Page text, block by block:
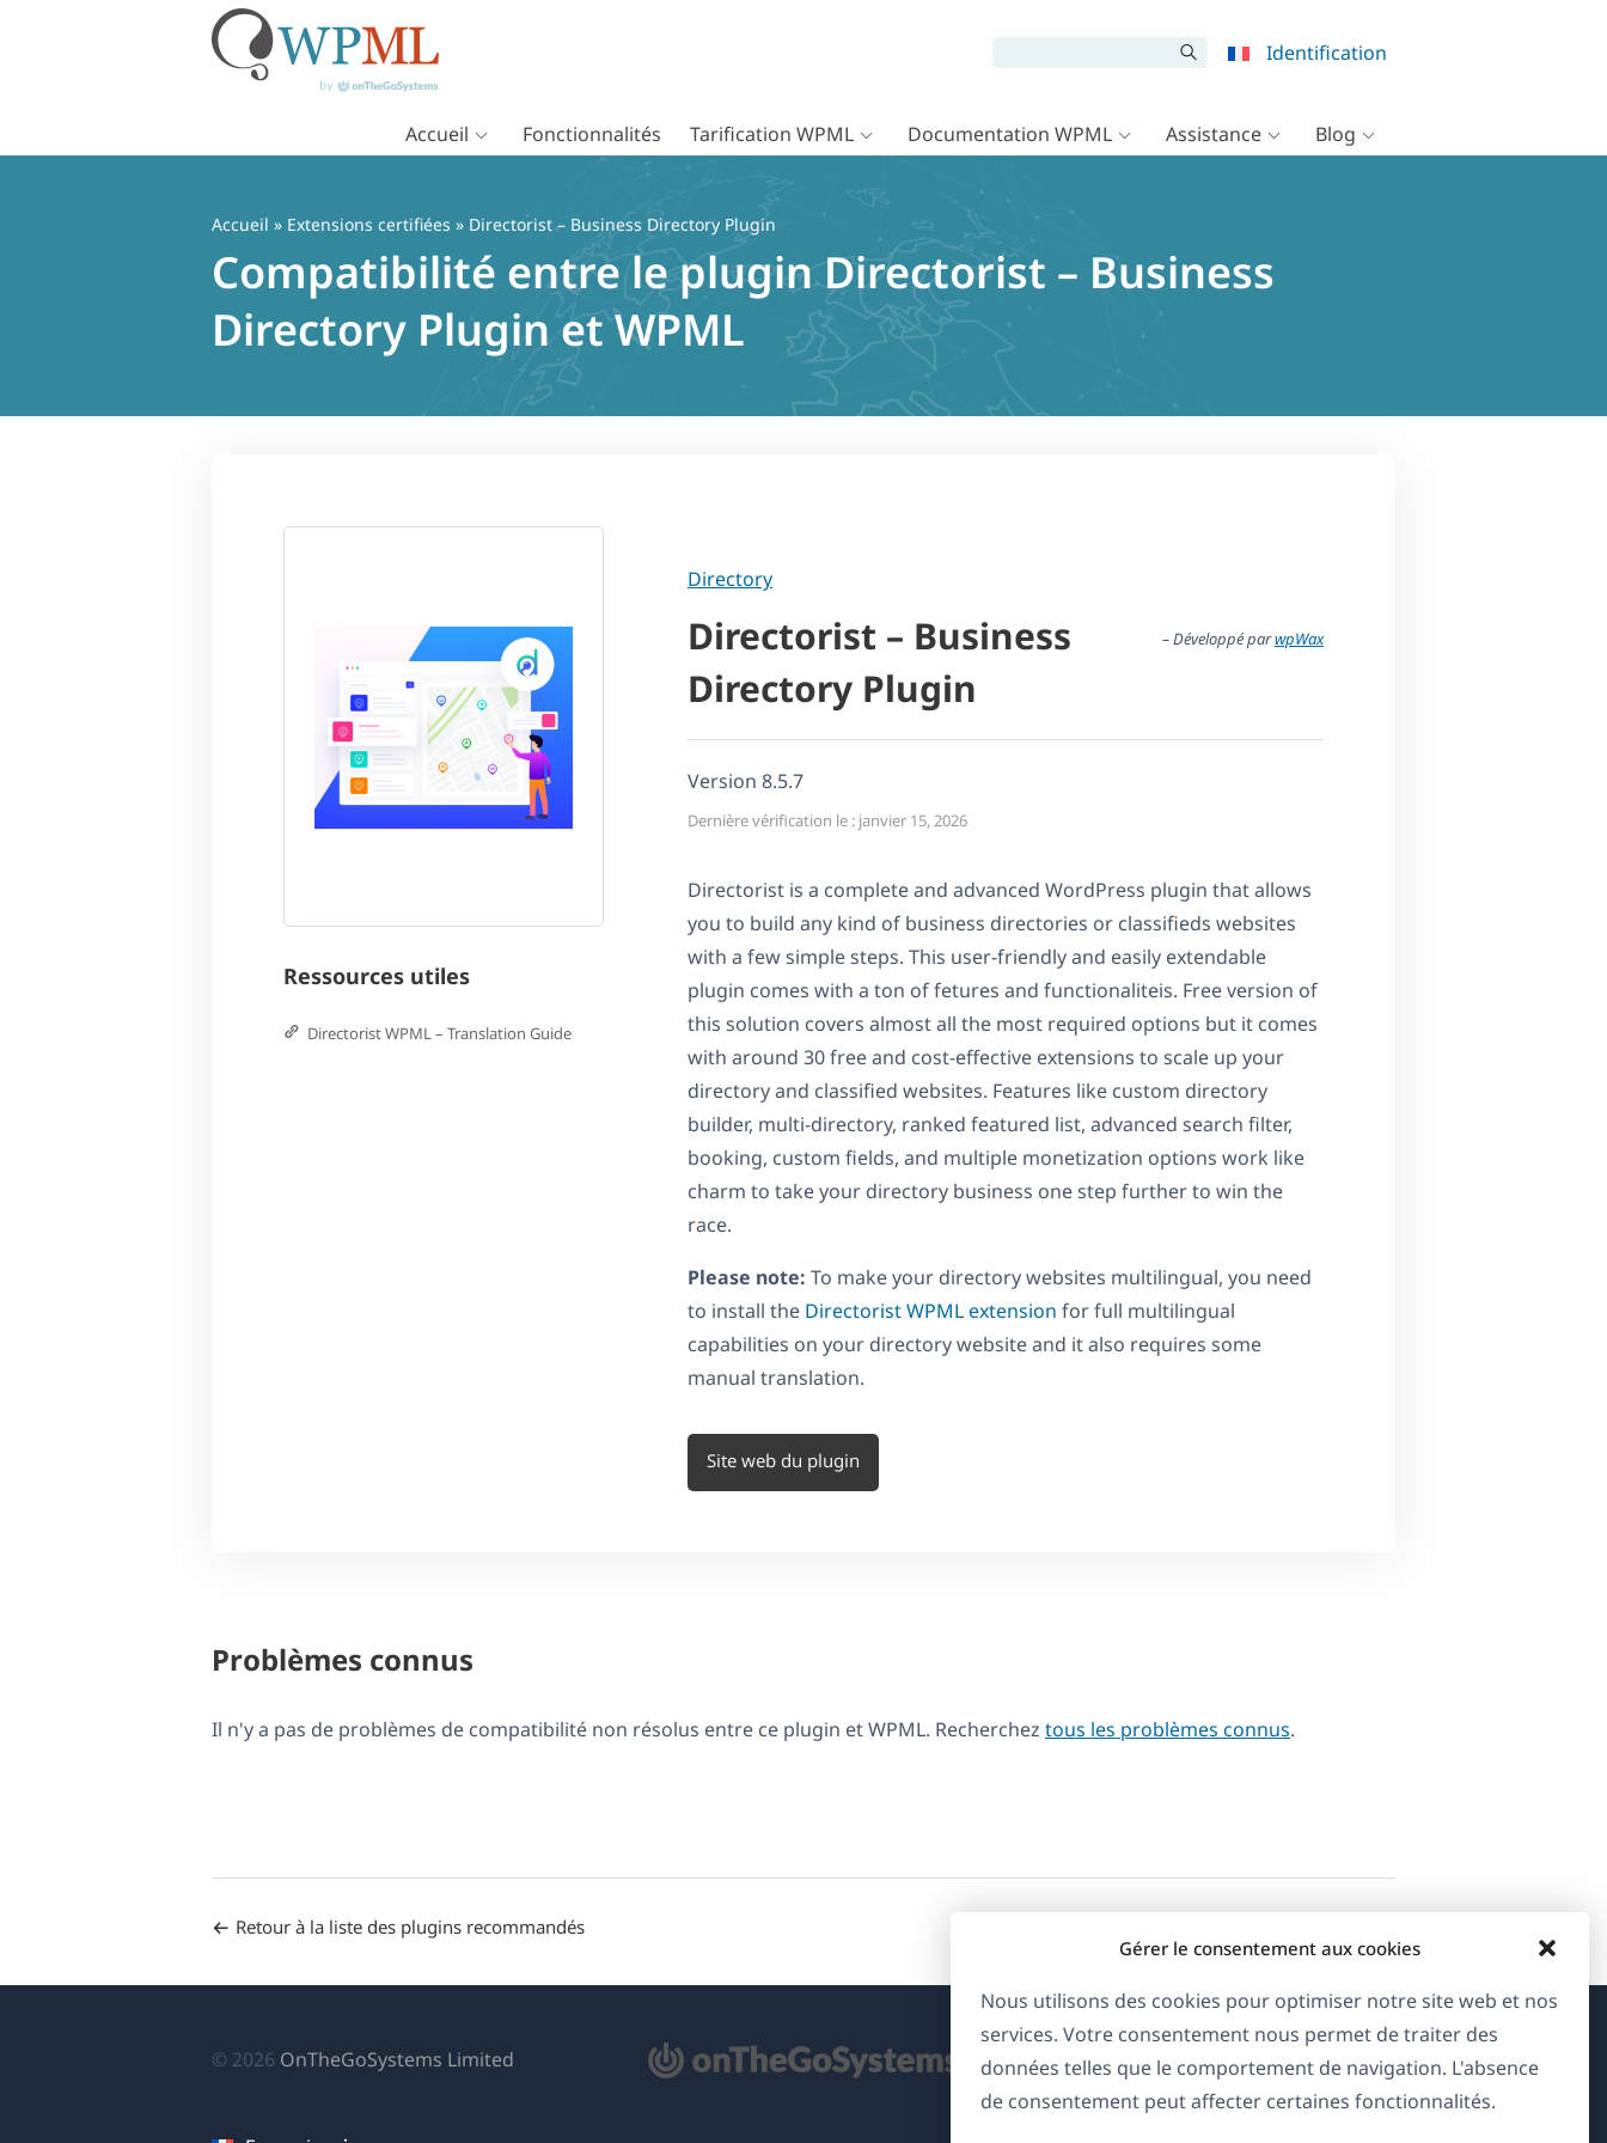
Gérer le consentement aux cookies
Nous utilisons des cookies pour optimiser notre site web et nos
services. Votre consentement nous permet de traiter des
données telles que le comportement de navigation. L'absence
de consentement peut affecter certaines fonctionnalités.
Identification
Accueil Fonctionnalités Tarification WPML Documentation WPML Assistance Blog
Accueil » Extensions certifiées » Directorist – Business Directory Plugin
Compatibilité entre le plugin Directorist – Business
Directory Plugin et WPML
Ressources utiles
Directorist WPML – Translation Guide
Directory
Directorist – Business
Directory Plugin
– Développé parwpWax
Version 8.5.7
Dernière vérification le : janvier 15, 2026
Directorist is a complete and advanced WordPress plugin that allows
you to build any kind of business directories or classifieds websites
with a few simple steps. This user-friendly and easily extendable
plugin comes with a ton of fetures and functionaliteis. Free version of
this solution covers almost all the most required options but it comes
with around 30 free and cost-effective extensions to scale up your
directory and classified websites. Features like custom directory
builder, multi-directory, ranked featured list, advanced search filter,
booking, custom fields, and multiple monetization options work like
charm to take your directory business one step further to win the
race.
Please note: To make your directory websites multilingual, you need
to install the Directorist WPML extension for full multilingual
capabilities on your directory website and it also requires some
manual translation.
Site web du plugin
Problèmes connus
Il n'y a pas de problèmes de compatibilité non résolus entre ce plugin et WPML. Recherchez tous les problèmes connus.
Retour à la liste des plugins recommandés
© 2026 OnTheGoSystems Limited
À propos de WPML
RGPD & Politique de confidentialité